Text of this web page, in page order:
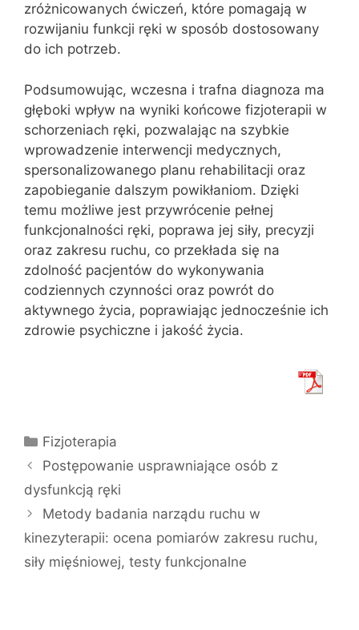
zróżnicowanych ćwiczeń, które pomagają w
rozwijaniu funkcji ręki w sposób dostosowany
do ich potrzeb.
Podsumowując, wczesna i trafna diagnoza ma
głęboki wpływ na wyniki końcowe fizjoterapii w
schorzeniach ręki, pozwalając na szybkie
wprowadzenie interwencji medycznych,
spersonalizowanego planu rehabilitacji oraz
zapobieganie dalszym powikłaniom. Dzięki
temu możliwe jest przywrócenie pełnej
funkcjonalności ręki, poprawa jej siły, precyzji
oraz zakresu ruchu, co przekłada się na
zdolność pacjentów do wykonywania
codziennych czynności oraz powrót do
aktywnego życia, poprawiając jednocześnie ich
zdrowie psychiczne i jakość życia.
Kategorie
Fizjoterapia
Postępowanie usprawniające osób z
dysfunkcją ręki
Metody badania narządu ruchu w
kinezyterapii: ocena pomiarów zakresu ruchu,
siły mięśniowej, testy funkcjonalne